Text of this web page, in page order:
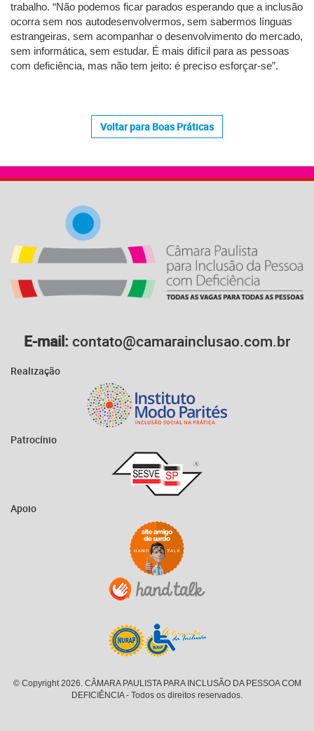
trabalho. “Não podemos ficar parados esperando que a inclusão
ocorra sem nos autodesenvolvermos, sem sabermos línguas
estrangeiras, sem acompanhar o desenvolvimento do mercado,
sem informática, sem estudar. É mais difícil para as pessoas
com deficiência, mas não tem jeito: é preciso esforçar-se”.
Voltar para Boas Práticas
E-mail: contato@camarainclusao.com.br
Realização
Patrocínio
Apoio
© Copyright 2026. CÂMARA PAULISTA PARA INCLUSÃO DA PESSOA COM
DEFICIÊNCIA - Todos os direitos reservados.